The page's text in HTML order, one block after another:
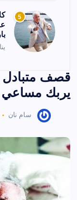
5
قصف متبادل
يربك مساعي
سام نان